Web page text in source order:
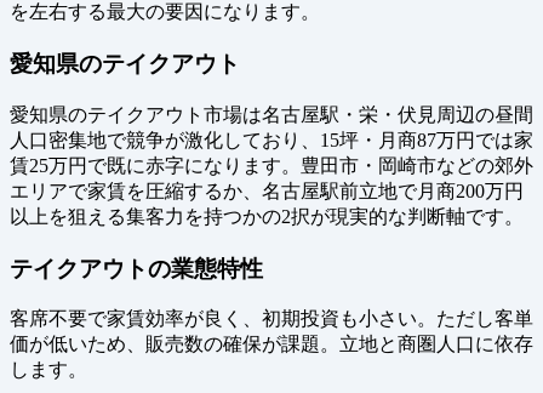
を左右する最大の要因になります。
愛知県のテイクアウト
愛知県のテイクアウト市場は名古屋駅・栄・伏見周辺の昼間
人口密集地で競争が激化しており、15坪・月商87万円では家
賃25万円で既に赤字になります。豊田市・岡崎市などの郊外
エリアで家賃を圧縮するか、名古屋駅前立地で月商200万円
以上を狙える集客力を持つかの2択が現実的な判断軸です。
テイクアウトの業態特性
客席不要で家賃効率が良く、初期投資も小さい。ただし客単
価が低いため、販売数の確保が課題。立地と商圏人口に依存
します。